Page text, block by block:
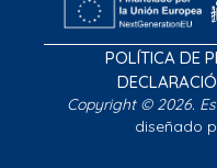
POLÍTICA DE
Copyright © 2026.
diseñado